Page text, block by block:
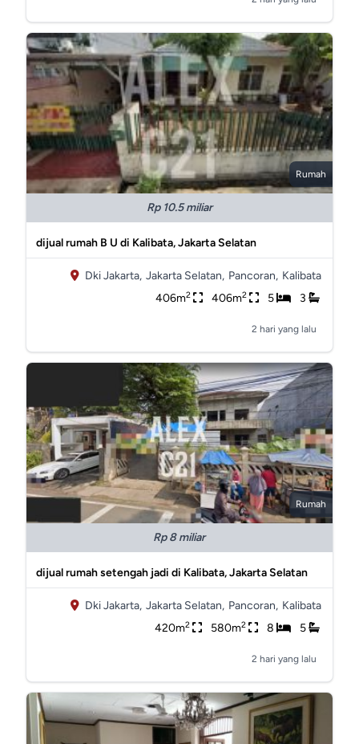
Rumah
Rp 10.5 miliar
dijual rumah B U di Kalibata, Jakarta Selatan
Dki Jakarta, Jakarta Selatan, Pancoran, Kalibata
406m2 406m2 5 3
2 hari yang lalu
Rumah
Rp 8 miliar
dijual rumah setengah jadi di Kalibata, Jakarta Selatan
Dki Jakarta, Jakarta Selatan, Pancoran, Kalibata
420m2 580m2 8 5
2 hari yang lalu